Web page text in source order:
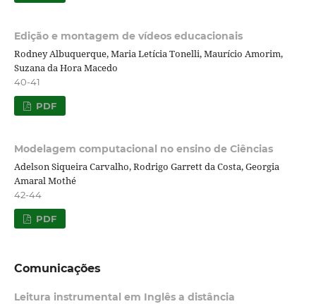
Edição e montagem de vídeos educacionais
Rodney Albuquerque, Maria Letícia Tonelli, Maurício Amorim,
Suzana da Hora Macedo
40-41
PDF
Modelagem computacional no ensino de Ciências
Adelson Siqueira Carvalho, Rodrigo Garrett da Costa, Georgia
Amaral Mothé
42-44
PDF
Comunicações
Leitura instrumental em Inglês a distância